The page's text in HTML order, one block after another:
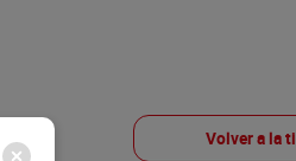
Volver a la